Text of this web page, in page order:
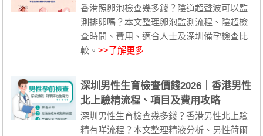
香港照卵泡檢查幾多錢？陰道超聲波可以監
測排卵嗎？本文整理卵泡監測流程、陰超檢
查時間、費用、適合人士及深圳備孕檢查比
較。>>了解更多
深圳男性生育檢查價錢2026｜香港男性
北上驗精流程、項目及費用攻略
深圳男性生育檢查幾多錢？香港男性北上驗
精有咩流程？本文整理精液分析、男性荷爾